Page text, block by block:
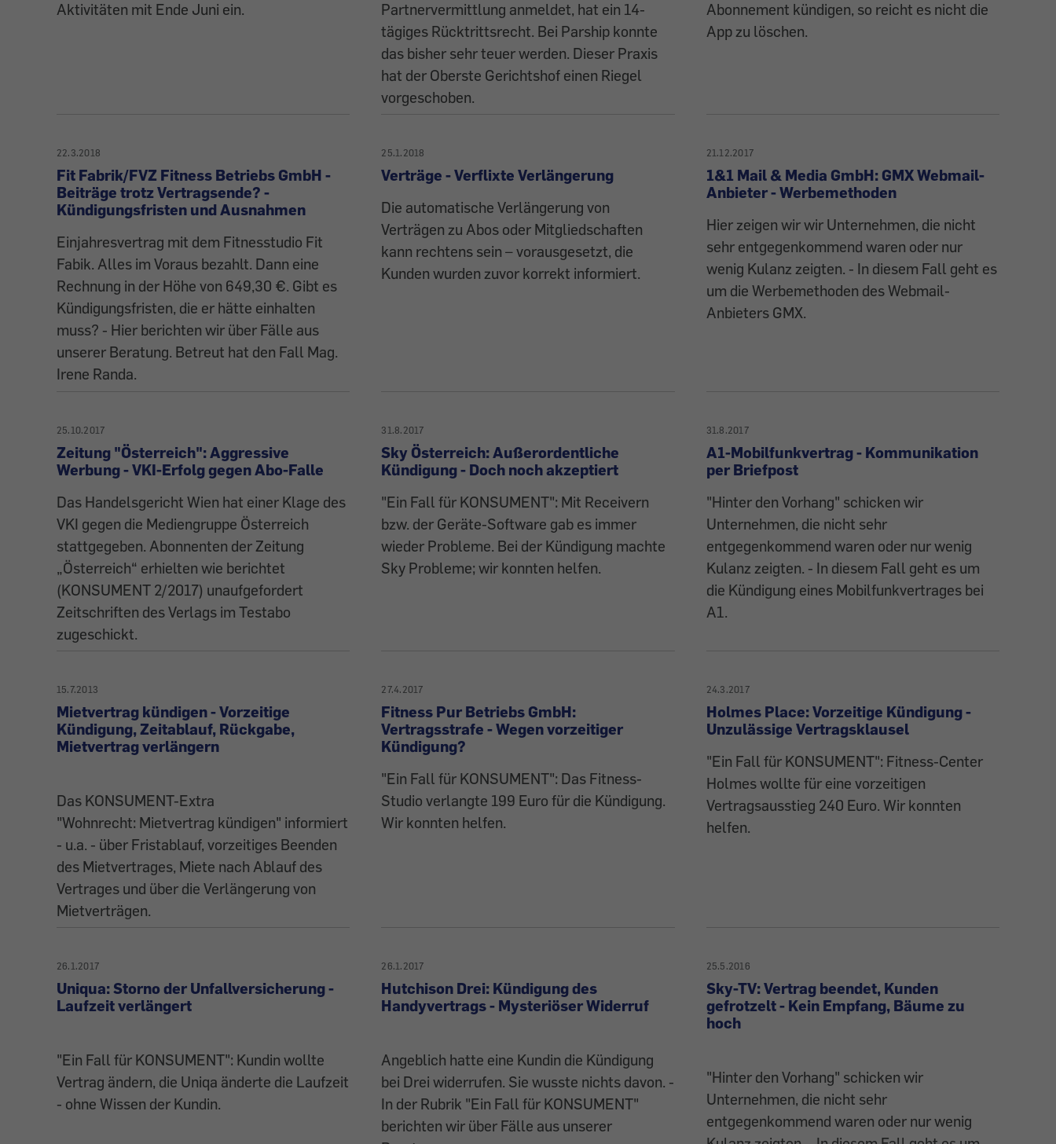
Aktivitäten mit Ende Juni ein.
Partnervermittlung anmeldet, hat ein 14-
tägiges Rücktrittsrecht. Bei Parship konnte
das bisher sehr teuer werden. Dieser Praxis
hat der Oberste Gerichtshof einen Riegel
vorgeschoben.
Abonnement kündigen, so reicht es nicht die
App zu löschen.
22.3.2018
Fit Fabrik/FVZ Fitness Betriebs GmbH -
Beiträge trotz Vertragsende? -
Kündigungsfristen und Ausnahmen
Einjahresvertrag mit dem Fitnesstudio Fit
Fabik. Alles im Voraus bezahlt. Dann eine
Rechnung in der Höhe von 649,30 €. Gibt es
Kündigungsfristen, die er hätte einhalten
muss? - Hier berichten wir über Fälle aus
unserer Beratung. Betreut hat den Fall Mag.
Irene Randa.
25.1.2018
Verträge - Verflixte Verlängerung
Die automatische Verlängerung von
Verträgen zu Abos oder Mitgliedschaften
kann rechtens sein – vorausgesetzt, die
Kunden wurden zuvor korrekt informiert.
21.12.2017
1&1 Mail & Media GmbH: GMX Webmail-
Anbieter - Werbemethoden
Hier zeigen wir wir Unternehmen, die nicht
sehr entgegenkommend waren oder nur
wenig Kulanz zeigten. - In diesem Fall geht es
um die Werbemethoden des Webmail-
Anbieters GMX.
25.10.2017
Zeitung "Österreich": Aggressive
Werbung - VKI-Erfolg gegen Abo-Falle
Das Handelsgericht Wien hat einer Klage des
VKI gegen die Mediengruppe Österreich
stattgegeben. Abonnenten der Zeitung
„Österreich“ erhielten wie berichtet
(KONSUMENT 2/2017) unaufgefordert
Zeitschriften des Verlags im Testabo
zugeschickt.
31.8.2017
Sky Österreich: Außerordentliche
Kündigung - Doch noch akzeptiert
"Ein Fall für KONSUMENT": Mit Receivern
bzw. der Geräte-Software gab es immer
wieder Probleme. Bei der Kündigung machte
Sky Probleme; wir konnten helfen.
31.8.2017
A1-Mobilfunkvertrag - Kommunikation
per Briefpost
"Hinter den Vorhang" schicken wir
Unternehmen, die nicht sehr
entgegenkommend waren oder nur wenig
Kulanz zeigten. - In diesem Fall geht es um
die Kündigung eines Mobilfunkvertrages bei
A1.
15.7.2013
Mietvertrag kündigen - Vorzeitige
Kündigung, Zeitablauf, Rückgabe,
Mietvertrag verlängern
Das KONSUMENT-Extra
"Wohnrecht: Mietvertrag kündigen" informiert
- u.a. - über Fristablauf, vorzeitiges Beenden
des Mietvertrages, Miete nach Ablauf des
Vertrages und über die Verlängerung von
Mietverträgen.
27.4.2017
Fitness Pur Betriebs GmbH:
Vertragsstrafe - Wegen vorzeitiger
Kündigung?
"Ein Fall für KONSUMENT": Das Fitness-
Studio verlangte 199 Euro für die Kündigung.
Wir konnten helfen.
24.3.2017
Holmes Place: Vorzeitige Kündigung -
Unzulässige Vertragsklausel
"Ein Fall für KONSUMENT": Fitness-Center
Holmes wollte für eine vorzeitigen
Vertragsausstieg 240 Euro. Wir konnten
helfen.
26.1.2017
Uniqua: Storno der Unfallversicherung -
Laufzeit verlängert
"Ein Fall für KONSUMENT": Kundin wollte
Vertrag ändern, die Uniqa änderte die Laufzeit
- ohne Wissen der Kundin.
26.1.2017
Hutchison Drei: Kündigung des
Handyvertrags - Mysteriöser Widerruf
Angeblich hatte eine Kundin die Kündigung
bei Drei widerrufen. Sie wusste nichts davon. -
In der Rubrik "Ein Fall für KONSUMENT"
berichten wir über Fälle aus unserer
25.5.2016
Sky-TV: Vertrag beendet, Kunden
gefrotzelt - Kein Empfang, Bäume zu
hoch
"Hinter den Vorhang" schicken wir
Unternehmen, die nicht sehr
entgegenkommend waren oder nur wenig